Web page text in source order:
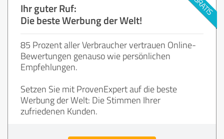
Ihr guter Ruf:
Die beste Werbung der Welt!
85 Prozent aller Verbraucher vertrauen Online-
Bewertungen genauso wie persönlichen
Empfehlungen.
Setzen Sie mit ProvenExpert auf die beste
Werbung der Welt: Die Stimmen Ihrer
zufriedenen Kunden.